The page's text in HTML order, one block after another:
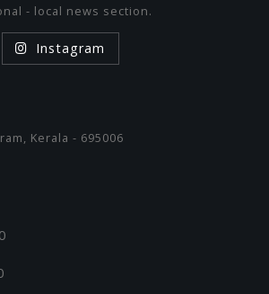
- local news section.
Instagram
Kerala - 695006